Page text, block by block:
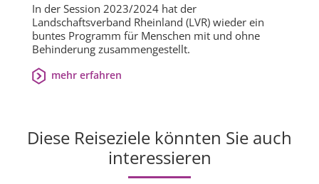
In der Session 2023/2024 hat der
Landschaftsverband Rheinland (LVR) wieder ein
buntes Programm für Menschen mit und ohne
Behinderung zusammengestellt.
mehr erfahren
Diese Reiseziele könnten Sie auch
interessieren